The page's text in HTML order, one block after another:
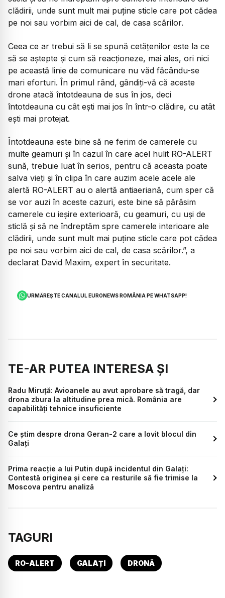
clădirii, unde sunt mult mai puține sticle care pot cădea
pe noi sau vorbim aici de cal, de casa scărilor.
Ceea ce ar trebui să li se spună cetățenilor este la ce
să se aștepte și cum să reacționeze, mai ales, ori nici
pe această linie de comunicare nu văd făcându-se
mari eforturi. În primul rând, gândiți-vă că aceste
drone atacă întotdeauna de sus în jos, deci
întotdeauna cu cât ești mai jos în într-o clădire, cu atât
ești mai protejat.
Întotdeauna este bine să ne ferim de camerele cu
multe geamuri și în cazul în care acel hulit RO-ALERT
sună, trebuie luat în serios, pentru că aceasta poate
salva vieți și în clipa în care auzim acele acele ale
alertă RO-ALERT au o alertă antiaeriană, cum sper că
se vor auzi în aceste cazuri, este bine să părăsim
camerele cu ieșire exterioară, cu geamuri, cu uși de
sticlă și să ne îndreptăm spre camerele interioare ale
clădirii, unde sunt mult mai puține sticle care pot cădea
pe noi sau vorbim aici de cal, de casa scărilor.”, a
declarat David Maxim, expert în securitate.
URMĂREȘTE CANALUL EURONEWS ROMÂNIA PE WHATSAPP!
TE-AR PUTEA INTERESA ȘI
Radu Miruță: Avioanele au avut aprobare să tragă, dar
drona zbura la altitudine prea mică. România are
capabilități tehnice insuficiente
Ce știm despre drona Geran-2 care a lovit blocul din
Galați
Prima reacție a lui Putin după incidentul din Galați:
Contestă originea și cere ca resturile să fie trimise la
Moscova pentru analiză
TAGURI
RO-ALERT GALAȚI DRONĂ